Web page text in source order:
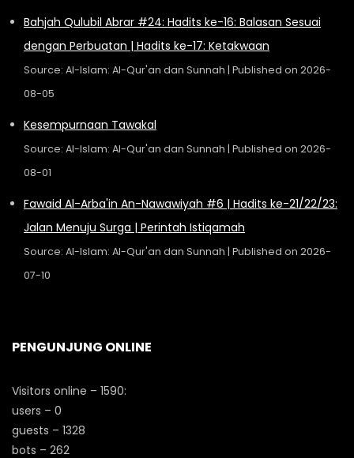
Bahjah Qulubil Abrar #24: Hadits ke-16: Balasan Sesuai
dengan Perbuatan | Hadits ke-17: Ketakwaan
Source: Al-Islam: Al-Qur'an dan Sunnah Published on 2026-
08-05
Kesempurnaan Tawakal
Source: Al-Islam: Al-Qur'an dan Sunnah Published on 2026-
08-01
Fawaid Al-Arba'in An-Nawawiyah #6 | Hadits ke-21/22/23:
Jalan Menuju Surga | Perintah Istiqamah
Source: Al-Islam: Al-Qur'an dan Sunnah Published on 2026-
07-10
PENGUNJUNG ONLINE
Visitors online – 1590:
users – 0
guests – 1328
bots – 262